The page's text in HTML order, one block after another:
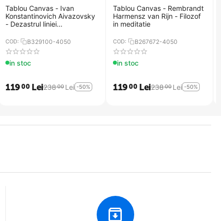
Tablou Canvas - Ivan
Konstantinovich Aivazovsky
- Dezastrul liniei
Skagerrake langa Norvegia,
in 30 august
COD: B329100-4050
in stoc
11900 Lei23800 Lei -50%
Tablou Canvas - Rembrandt
Harmensz van Rijn - Filozof
in meditatie
COD: B267672-4050
in stoc
11900 Lei23800 Lei -50%